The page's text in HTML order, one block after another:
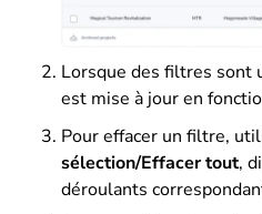
Lorsque des filtres sont
est mise à jour en
Pour effacer un filtre,
sélection/Effacer tout,
déroulants